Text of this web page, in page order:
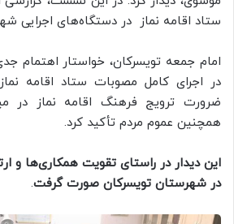
ستاد اقامه نماز در دستگاه‌های اجرایی
امام جمعه تویسرکان، خواستار اهتمام
در اجرای کامل مصوبات ستاد اقامه
ضرورت ترویج فرهنگ اقامه نماز در
همچنین عموم مردم تأکید کرد.
این دیدار در راستای تقویت همکاری‌ها و
در شهرستان تویسرکان صورت گرفت.